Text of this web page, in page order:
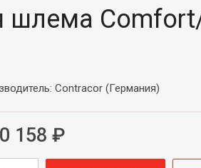
шлема
Contracor (Германия)
158 ₽